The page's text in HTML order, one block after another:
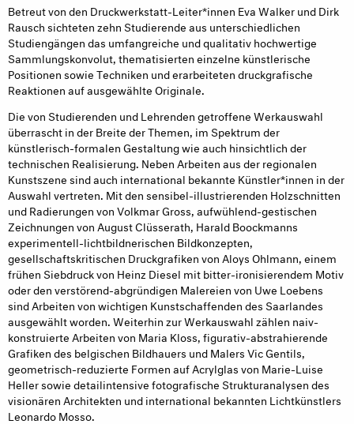
Betreut von den Druckwerkstatt-Leiter*innen Eva Walker und Dirk
Rausch sichteten zehn Studierende aus unterschiedlichen
Studiengängen das umfangreiche und qualitativ hochwertige
Sammlungskonvolut, thematisierten einzelne künstlerische
Positionen sowie Techniken und erarbeiteten druckgrafische
Reaktionen auf ausgewählte Originale.
Die von Studierenden und Lehrenden getroffene Werkauswahl
überrascht in der Breite der Themen, im Spektrum der
künstlerisch-formalen Gestaltung wie auch hinsichtlich der
technischen Realisierung. Neben Arbeiten aus der regionalen
Kunstszene sind auch international bekannte Künstler*innen in der
Auswahl vertreten. Mit den sensibel-illustrierenden Holzschnitten
und Radierungen von Volkmar Gross, aufwühlend-gestischen
Zeichnungen von August Clüsserath, Harald Boockmanns
experimentell-lichtbildnerischen Bildkonzepten,
gesellschaftskritischen Druckgrafiken von Aloys Ohlmann, einem
frühen Siebdruck von Heinz Diesel mit bitter-ironisierendem Motiv
oder den verstörend-abgründigen Malereien von Uwe Loebens
sind Arbeiten von wichtigen Kunstschaffenden des Saarlandes
ausgewählt worden. Weiterhin zur Werkauswahl zählen naiv-
konstruierte Arbeiten von Maria Kloss, figurativ-abstrahierende
Grafiken des belgischen Bildhauers und Malers Vic Gentils,
geometrisch-reduzierte Formen auf Acrylglas von Marie-Luise
Heller sowie detailintensive fotografische Strukturanalysen des
visionären Architekten und international bekannten Lichtkünstlers
Leonardo Mosso.